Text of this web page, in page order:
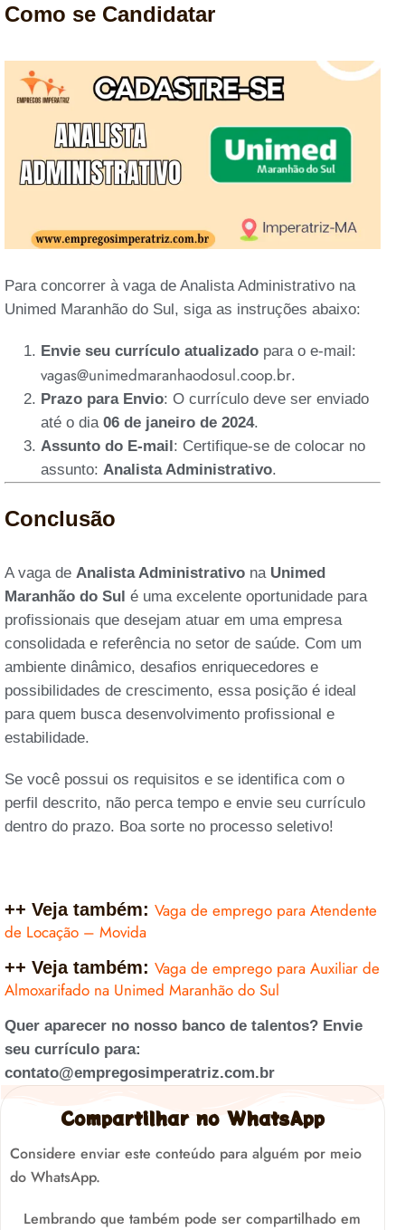
Como se Candidatar
Para concorrer à vaga de Analista Administrativo na
Unimed Maranhão do Sul, siga as instruções abaixo:
Envie seu currículo atualizado para o e-mail:
vagas@unimedmaranhaodosul.coop.br.
Prazo para Envio: O currículo deve ser enviado
até o dia 06 de janeiro de 2024.
Assunto do E-mail: Certifique-se de colocar no
assunto: Analista Administrativo.
Conclusão
A vaga de Analista Administrativo na Unimed
Maranhão do Sul é uma excelente oportunidade para
profissionais que desejam atuar em uma empresa
consolidada e referência no setor de saúde. Com um
ambiente dinâmico, desafios enriquecedores e
possibilidades de crescimento, essa posição é ideal
para quem busca desenvolvimento profissional e
estabilidade.
Se você possui os requisitos e se identifica com o
perfil descrito, não perca tempo e envie seu currículo
dentro do prazo. Boa sorte no processo seletivo!
++ Veja também: Vaga de emprego para Atendente
de Locação – Movida
++ Veja também: Vaga de emprego para Auxiliar de
Almoxarifado na Unimed Maranhão do Sul
Quer aparecer no nosso banco de talentos? Envie
seu currículo para:
contato@empregosimperatriz.com.br
Compartilhar no WhatsApp
Considere enviar este conteúdo para alguém por meio
do WhatsApp.
Lembrando que também pode ser compartilhado em